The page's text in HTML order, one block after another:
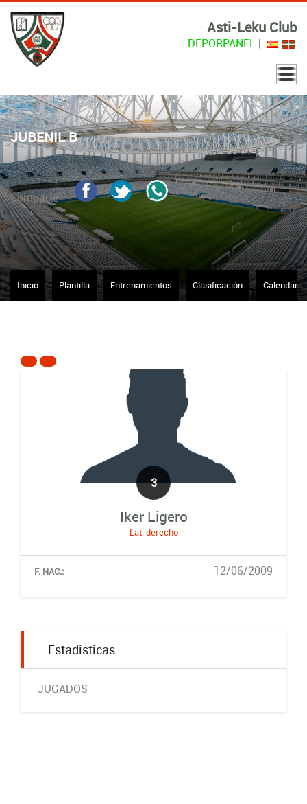
Asti-Leku Club
DEPORPANEL |
JUBENIL B
Comparte
Inicio Plantilla Entrenamientos Clasificación Calendario
3
Iker Ligero
Lat. derecho
F. NAC.: 12/06/2009
Estadisticas
JUGADOS